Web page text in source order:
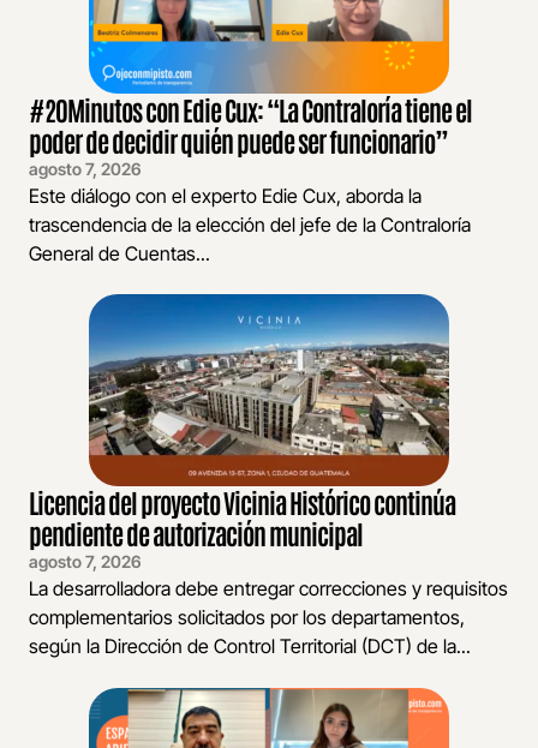
#20Minutos con Edie Cux: “La Contraloría tiene el
poder de decidir quién puede ser funcionario”
agosto 7, 2026
Este diálogo con el experto Edie Cux, aborda la
trascendencia de la elección del jefe de la Contraloría
General de Cuentas...
Licencia del proyecto Vicinia Histórico continúa
pendiente de autorización municipal
agosto 7, 2026
La desarrolladora debe entregar correcciones y requisitos
complementarios solicitados por los departamentos,
según la Dirección de Control Territorial (DCT) de la...